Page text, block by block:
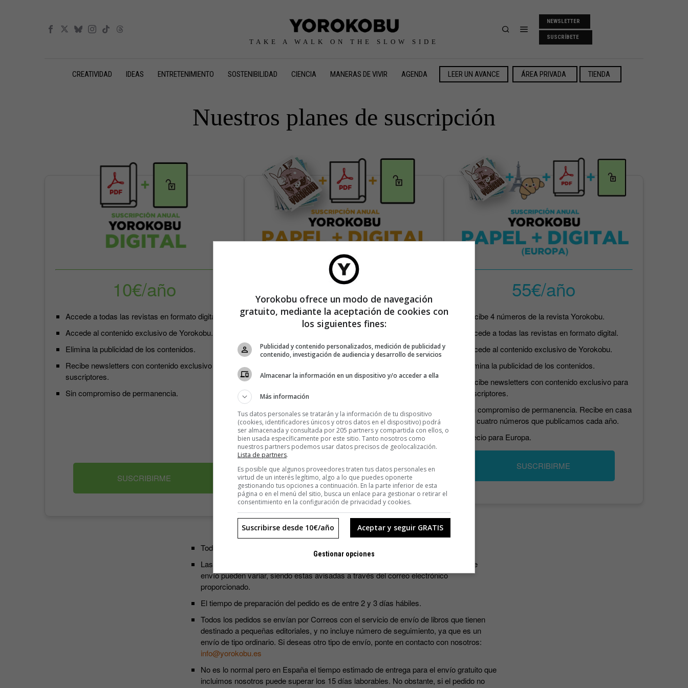
TAKE A WALK ON THE SLOW SIDE
NEWSLETTER
SUSCRÍBETE
CREATIVIDAD IDEAS ENTRETENIMIENTO SOSTENIBILIDAD CIENCIA MANERAS DE VIVIR AGENDA LEER UN AVANCE ÁREA PRIVADA TIENDA
Nuestros planes de suscripción
10€/año
Accede a todas las revistas en formato digital.
Accede al contenido exclusivo de Yorokobu.
Elimina la publicidad de los contenidos.
Recibe newsletters con contenido exclusivo para
suscriptores.
Sin compromiso de permanencia.
SUSCRIBIRME
35€/año
Recibe 4 números de la revista Yorokobu.
Accede a todas las revistas en formato digital.
Accede al contenido exclusivo de Yorokobu.
Recibe newsletters con contenido exclusivo para
suscriptores.
Sin compromiso de permanencia. Recibe en casa
los cuatro números que publicamos cada año.
Precio para la península y Baleares.
SUSCRIBIRME
55€/año
Recibe 4 números de la revista Yorokobu.
Accede a todas las revistas en formato digital.
Accede al contenido exclusivo de Yorokobu.
Elimina la publicidad de los contenidos.
Recibe newsletters con contenido exclusivo para
suscriptores.
Sin compromiso de permanencia. Recibe en casa
los cuatro números que publicamos cada año.
Precio para Europa.
SUSCRIBIRME
Todos los precios incluyen IVA.
Las suscripciones incluyen los cuatro números que se editan al año. Las fechas de
envío pueden variar, siendo estas avisadas a través del correo electrónico
proporcionado.
El tiempo de preparación del pedido es de entre 2 y 3 días hábiles.
Todos los pedidos se envían por Correos con el servicio de envío de libros que tienen
destinado a pequeñas editoriales, y no incluye número de seguimiento, ya que es un
envío de tipo ordinario. Si deseas otro tipo de envío, ponte en contacto con nosotros:
info@yorokobu.es
No es lo normal pero en España el tiempo estimado de entrega para el envío gratuito que
incluimos nosotros puede superar los 15 días laborables. No obstante, si el pedido no
Yorokobu ofrece un modo de navegación
gratuito, mediante la aceptación de cookies con
los siguientes fines:
Publicidad y contenido personalizados, medición de publicidad y
contenido, investigación de audiencia y desarrollo de servicios
Almacenar la información en un dispositivo y/o acceder a ella
Más información
Tus datos personales se tratarán y la información de tu dispositivo
(cookies, identificadores únicos y otros datos en el dispositivo) podrá
ser almacenada y consultada por 205 partners y compartida con ellos, o
bien usada específicamente por este sitio. Tanto nosotros como
nuestros partners podemos usar datos precisos de geolocalización.
Lista de partners.
Es posible que algunos proveedores traten tus datos personales en
virtud de un interés legítimo, algo a lo que puedes oponerte
gestionando tus opciones a continuación. En la parte inferior de esta
página o en el menú del sitio, busca un enlace para gestionar o retirar el
consentimiento en la configuración de privacidad y cookies.
Aceptar y seguir GRATIS
Suscribirse desde 10€/año
Gestionar opciones